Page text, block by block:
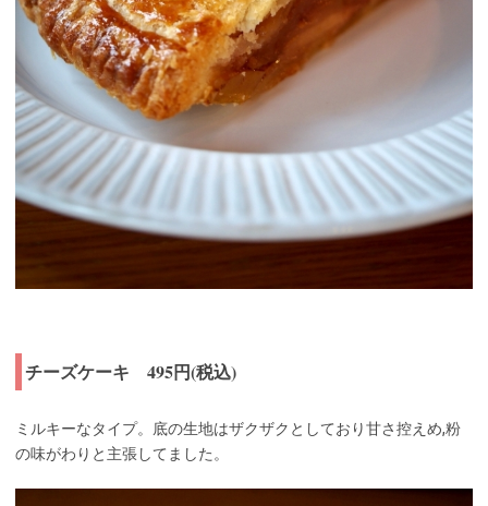
チーズケーキ 495円(税込)
ミルキーなタイプ。底の生地はザクザクとしており甘さ控えめ,粉
の味がわりと主張してました。